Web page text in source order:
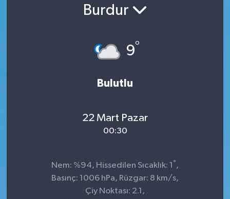
Burdur
9°
Bulutlu
22 Mart Pazar
00:30
Nem: %94, Hissedilen Sıcaklık: 1 ° ,
Basınç: 1006 hPa, Rüzgar: 8 km/s,
Çiy Noktası: 2.1,